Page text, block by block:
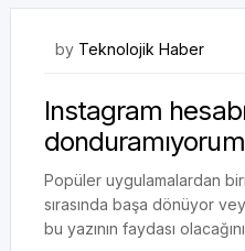
by Teknolojik Haber
Instagram
donduramıyorum
Popüler uygulamalardan
sırasında başa dönüyor
bu yazının faydası